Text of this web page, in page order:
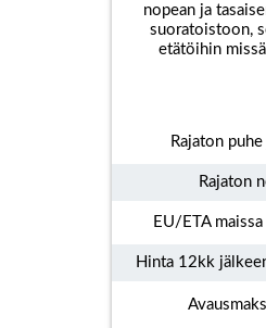
nopean ja
suoratoistoon,
etätöihin
Rajaton
Rajaton
EU/ETA
Hinta 12kk